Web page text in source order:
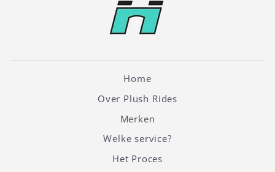
Home
Over Plush Rides
Merken
Welke service?
Het Proces